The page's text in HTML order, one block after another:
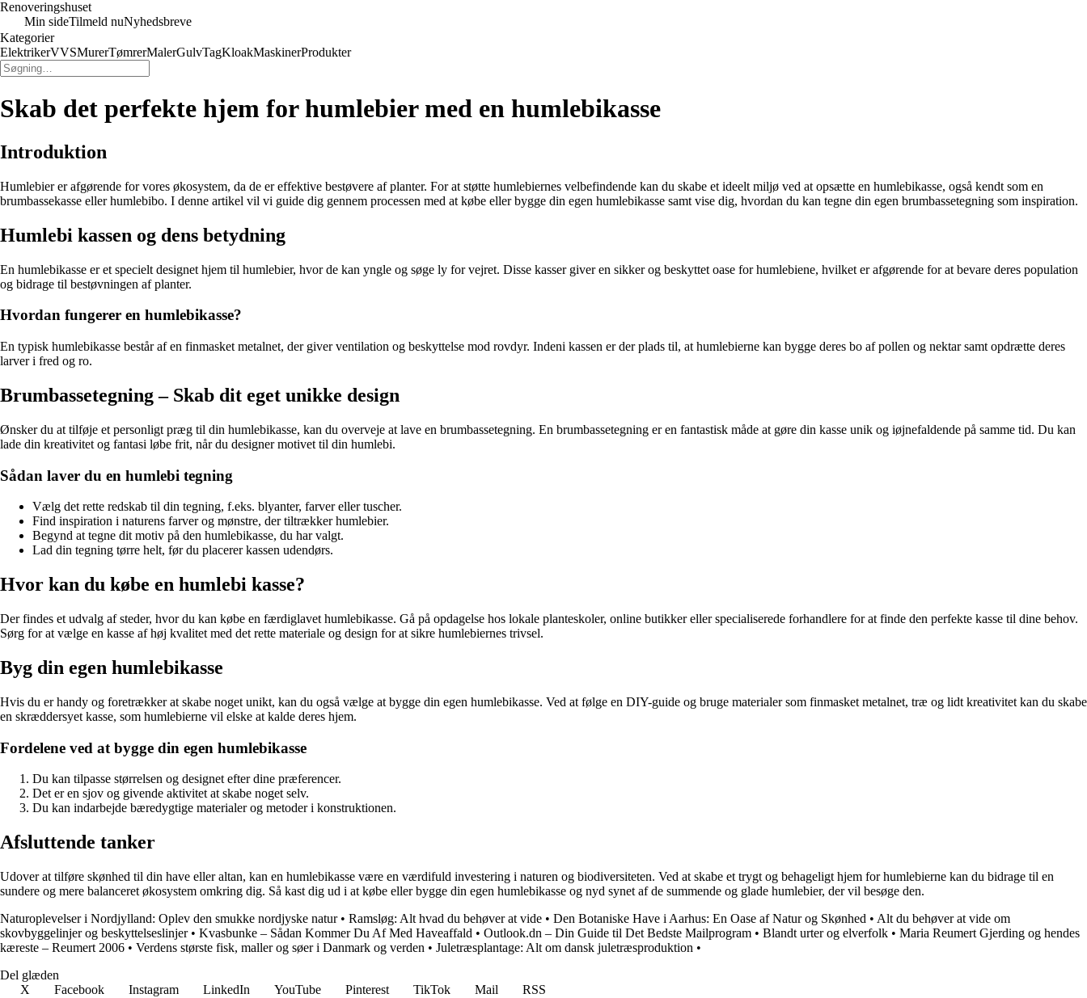
Renoveringshuset
Min sideTilmeld nuNyhedsbreve
Kategorier
ElektrikerVVSMurerTømrerMalerGulvTagKloakMaskinerProdukter
Skab det perfekte hjem for humlebier med en humlebikasse
Introduktion
Humlebier er afgørende for vores økosystem, da de er effektive bestøvere af planter. For at støtte humlebiernes velbefindende kan du skabe et ideelt miljø ved at opsætte en humlebikasse, også kendt som en
brumbassekasse eller humlebibo. I denne artikel vil vi guide dig gennem processen med at købe eller bygge din egen humlebikasse samt vise dig, hvordan du kan tegne din egen brumbassetegning som inspiration.
Humlebi kassen og dens betydning
En humlebikasse er et specielt designet hjem til humlebier, hvor de kan yngle og søge ly for vejret. Disse kasser giver en sikker og beskyttet oase for humlebiene, hvilket er afgørende for at bevare deres population
og bidrage til bestøvningen af planter.
Hvordan fungerer en humlebikasse?
En typisk humlebikasse består af en finmasket metalnet, der giver ventilation og beskyttelse mod rovdyr. Indeni kassen er der plads til, at humlebierne kan bygge deres bo af pollen og nektar samt opdrætte deres
larver i fred og ro.
Brumbassetegning – Skab dit eget unikke design
Ønsker du at tilføje et personligt præg til din humlebikasse, kan du overveje at lave en brumbassetegning. En brumbassetegning er en fantastisk måde at gøre din kasse unik og iøjnefaldende på samme tid. Du kan
lade din kreativitet og fantasi løbe frit, når du designer motivet til din humlebi.
Sådan laver du en humlebi tegning
Vælg det rette redskab til din tegning, f.eks. blyanter, farver eller tuscher.
Find inspiration i naturens farver og mønstre, der tiltrækker humlebier.
Begynd at tegne dit motiv på den humlebikasse, du har valgt.
Lad din tegning tørre helt, før du placerer kassen udendørs.
Hvor kan du købe en humlebi kasse?
Der findes et udvalg af steder, hvor du kan købe en færdiglavet humlebikasse. Gå på opdagelse hos lokale planteskoler, online butikker eller specialiserede forhandlere for at finde den perfekte kasse til dine behov.
Sørg for at vælge en kasse af høj kvalitet med det rette materiale og design for at sikre humlebiernes trivsel.
Byg din egen humlebikasse
Hvis du er handy og foretrækker at skabe noget unikt, kan du også vælge at bygge din egen humlebikasse. Ved at følge en DIY-guide og bruge materialer som finmasket metalnet, træ og lidt kreativitet kan du skabe
en skræddersyet kasse, som humlebierne vil elske at kalde deres hjem.
Fordelene ved at bygge din egen humlebikasse
Du kan tilpasse størrelsen og designet efter dine præferencer.
Det er en sjov og givende aktivitet at skabe noget selv.
Du kan indarbejde bæredygtige materialer og metoder i konstruktionen.
Afsluttende tanker
Udover at tilføre skønhed til din have eller altan, kan en humlebikasse være en værdifuld investering i naturen og biodiversiteten. Ved at skabe et trygt og behageligt hjem for humlebierne kan du bidrage til en
sundere og mere balanceret økosystem omkring dig. Så kast dig ud i at købe eller bygge din egen humlebikasse og nyd synet af de summende og glade humlebier, der vil besøge den.
Naturoplevelser i Nordjylland: Oplev den smukke nordjyske natur• Ramsløg: Alt hvad du behøver at vide • Den Botaniske Have i Aarhus: En Oase af Natur og Skønhed • Alt du behøver at vide om
skovbyggelinjer og beskyttelseslinjer• Kvasbunke – Sådan Kommer Du Af Med Haveaffald • Outlook.dn – Din Guide til Det Bedste Mailprogram • Blandt urter og elverfolk • Maria Reumert Gjerding og hendes
kæreste – Reumert 2006 • Verdens største fisk, maller og søer i Danmark og verden • Juletræsplantage: Alt om dansk juletræsproduktion •
Del glæden
X
Facebook Instagram LinkedIn YouTube Pinterest TikTok Mail
RSS